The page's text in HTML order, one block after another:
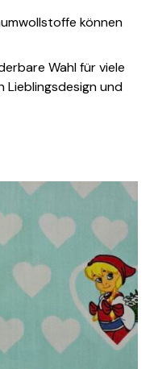
können
Wahl für viele
Lieblingsdesign und